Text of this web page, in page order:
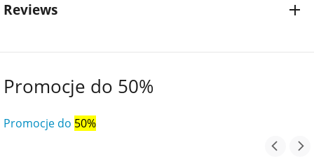
Reviews
Promocje do 50%
Promocje do 50%